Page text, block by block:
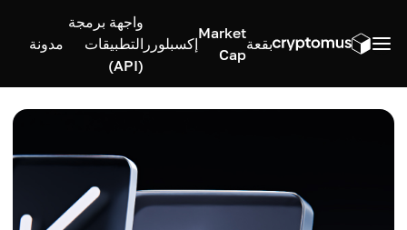
بقعة
Market
Cap
إكسبلورر
واجهة برمجة
التطبيقات
(API)
مدونة